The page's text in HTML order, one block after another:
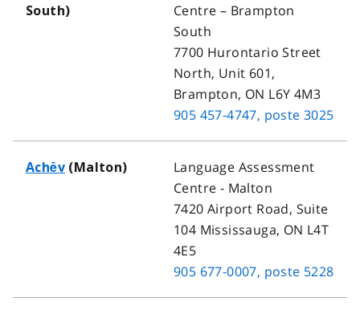
South)
Centre – Brampton
South
7700 Hurontario Street
North, Unit 601,
Brampton, ON L6Y 4M3
905 457-4747, poste 3025
Achēv (Malton)
Language Assessment
Centre - Malton
7420 Airport Road, Suite
104 Mississauga, ON L4T
4E5
905 677-0007, poste 5228